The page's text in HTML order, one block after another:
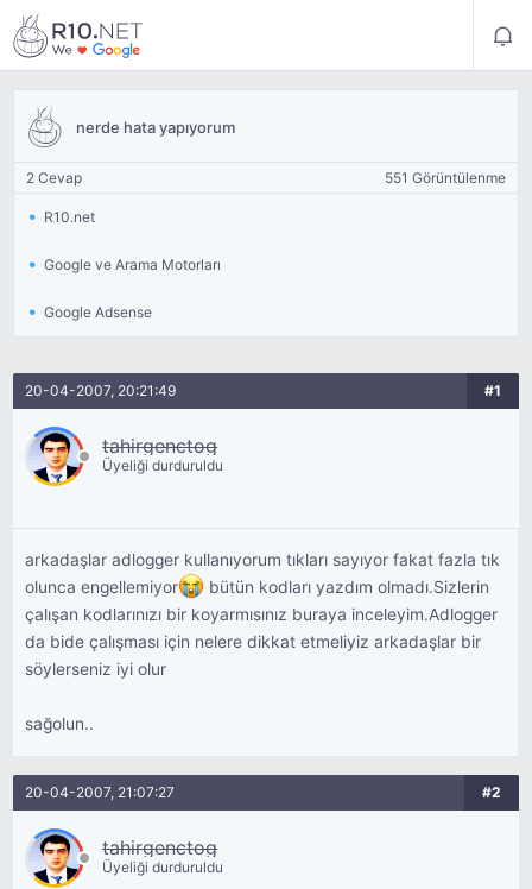
nerde hata yapıyorum
2 Cevap 551 Görüntülenme
R10.net
Google ve Arama Motorları
Google Adsense
20-04-2007, 20:21:49 #1
tahirgenctog
Üyeliği durduruldu
arkadaşlar adlogger kullanıyorum tıkları sayıyor fakat fazla tık
olunca engellemiyor
bütün kodları yazdım olmadı.Sizlerin
çalışan kodlarınızı bir koyarmısınız buraya inceleyim.Adlogger
da bide çalışması için nelere dikkat etmeliyiz arkadaşlar bir
söylerseniz iyi olur
sağolun..
20-04-2007, 21:07:27 #2
tahirgenctog
Üyeliği durduruldu